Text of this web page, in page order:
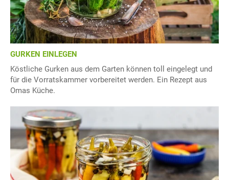
GURKEN EINLEGEN
Köstliche Gurken aus dem Garten können toll eingelegt und
für die Vorratskammer vorbereitet werden. Ein Rezept aus
Omas Küche.